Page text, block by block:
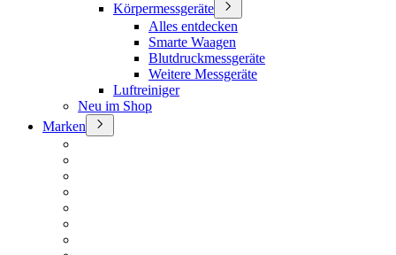
Körpermessgeräte
Alles entdecken
Smarte Waagen
Blutdruckmessgeräte
Weitere Messgeräte
Luftreiniger
Neu im Shop
Marken